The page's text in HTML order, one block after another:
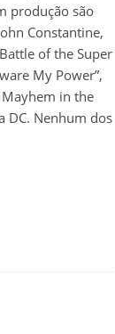
produção são
Constantine,
of the Super
My Power”,
Mayhem in the
DC. Nenhum dos